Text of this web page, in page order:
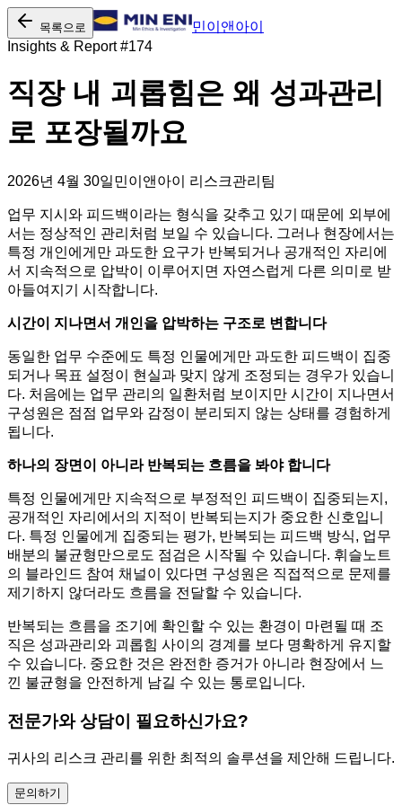
목록으로
민이앤아이
Insights & Report #174
직장 내 괴롭힘은 왜 성과관리
로 포장될까요
2026년 4월 30일민이앤아이 리스크관리팀
업무 지시와 피드백이라는 형식을 갖추고 있기 때문에 외부에
서는 정상적인 관리처럼 보일 수 있습니다. 그러나 현장에서는
특정 개인에게만 과도한 요구가 반복되거나 공개적인 자리에
서 지속적으로 압박이 이루어지면 자연스럽게 다른 의미로 받
아들여지기 시작합니다.
시간이 지나면서 개인을 압박하는 구조로 변합니다
동일한 업무 수준에도 특정 인물에게만 과도한 피드백이 집중
되거나 목표 설정이 현실과 맞지 않게 조정되는 경우가 있습니
다. 처음에는 업무 관리의 일환처럼 보이지만 시간이 지나면서
구성원은 점점 업무와 감정이 분리되지 않는 상태를 경험하게
됩니다.
하나의 장면이 아니라 반복되는 흐름을 봐야 합니다
특정 인물에게만 지속적으로 부정적인 피드백이 집중되는지,
공개적인 자리에서의 지적이 반복되는지가 중요한 신호입니
다. 특정 인물에게 집중되는 평가, 반복되는 피드백 방식, 업무
배분의 불균형만으로도 점검은 시작될 수 있습니다. 휘슬노트
의 블라인드 참여 채널이 있다면 구성원은 직접적으로 문제를
제기하지 않더라도 흐름을 전달할 수 있습니다.
반복되는 흐름을 조기에 확인할 수 있는 환경이 마련될 때 조
직은 성과관리와 괴롭힘 사이의 경계를 보다 명확하게 유지할
수 있습니다. 중요한 것은 완전한 증거가 아니라 현장에서 느
낀 불균형을 안전하게 남길 수 있는 통로입니다.
전문가와 상담이 필요하신가요?
귀사의 리스크 관리를 위한 최적의 솔루션을 제안해 드립니다.
문의하기